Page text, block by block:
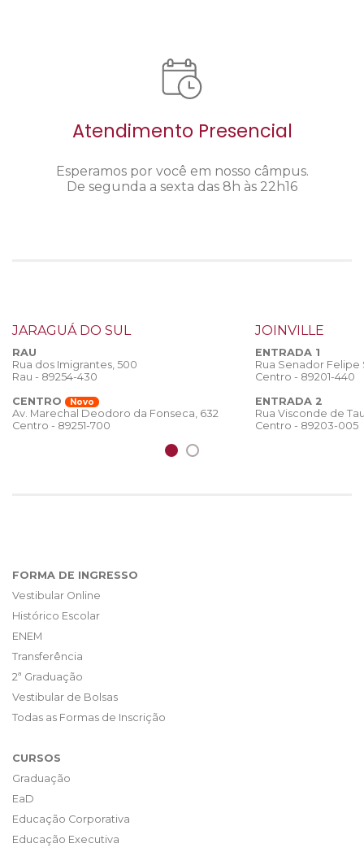
Atendimento Presencial
Esperamos por você em nosso câmpus.
De segunda a sexta das 8h às 22h16
JARAGUÁ DO SUL
RAU
Rua dos Imigrantes, 500
Rau - 89254-430
CENTRO
Novo
Av. Marechal Deodoro da Fonseca, 632
Centro - 89251-700
JOINVILLE
ENTRADA 1
Rua Senador
Centro - 89201-440
ENTRADA 2
Rua Visconde de
Centro - 89203-005
FORMA DE INGRESSO
Vestibular Online
Histórico Escolar
ENEM
Transferência
2ª Graduação
Vestibular de Bolsas
Todas as Formas de Inscrição
CURSOS
Graduação
EaD
Educação Corporativa
Educação Executiva